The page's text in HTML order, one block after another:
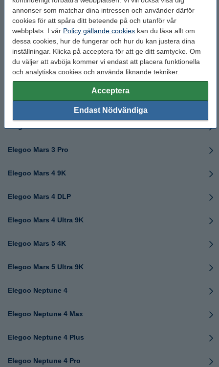
annonser som matchar dina intressen och använder därför
cookies för att spåra ditt beteende på och utanför vår
webbplats. I vår Policy gällande cookies kan du läsa allt om
dessa cookies, hur de fungerar och hur du kan justera dina
inställningar. Klicka på acceptera för att ge ditt samtycke. Om
du väljer att avböja kommer vi endast att placera funktionella
och analytiska cookies och använda liknande tekniker.
Acceptera
Endast Nödvändiga
Elegoo Centauri Carbon 2
Elegoo Jupiter
Elegoo Jupiter 2
Elegoo Mars 2 Pro
Elegoo Mars 3 Pro
Elegoo Mars 4 9K
Elegoo Mars 4 DLP
Elegoo Mars 4 Ultra 9K
Elegoo Mars 5 4K
Elegoo Mars 5 Ultra 9K
Elegoo Neptune 4
Elegoo Neptune 4 Max
Elegoo Neptune 4 Plus
Elegoo Neptune 4 Pro